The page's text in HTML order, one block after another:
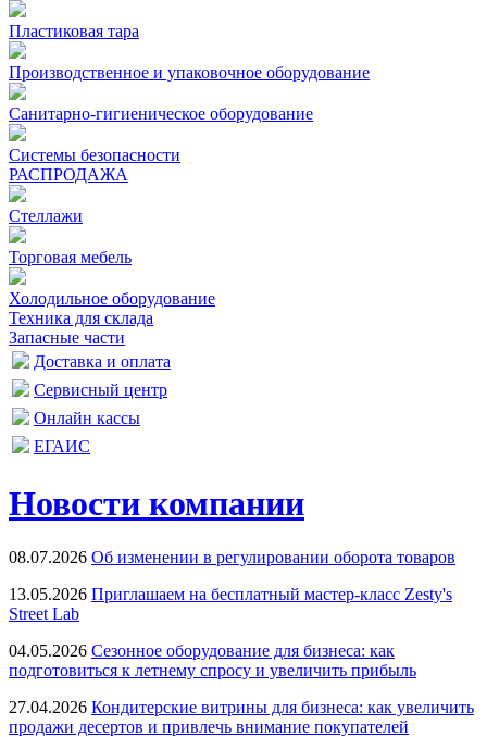
Пластиковая тара
Производственное и упаковочное оборудование
Санитарно-гигиеническое оборудование
Системы безопасности
РАСПРОДАЖА
Стеллажи
Торговая мебель
Холодильное оборудование
Техника для склада
Запасные части
Доставка и оплата
Сервисный центр
Онлайн кассы
ЕГАИС
Новости компании
08.07.2026 Об изменении в регулировании оборота товаров
13.05.2026 Приглашаем на бесплатный мастер-класс Zesty's
Street Lab
04.05.2026 Сезонное оборудование для бизнеса: как
подготовиться к летнему спросу и увеличить прибыль
27.04.2026 Кондитерские витрины для бизнеса: как увеличить
продажи десертов и привлечь внимание покупателей